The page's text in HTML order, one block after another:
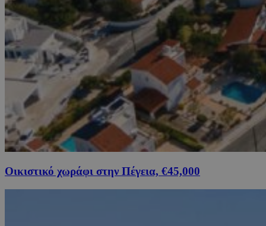
Οικιστικό χωράφι στην Πέγεια, €45,000